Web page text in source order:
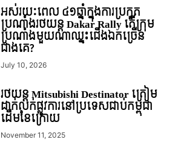
អស់រយៈពេល ៤១ឆ្នាំក្នុងការប្រកួត
ប្រណាំងរថយន្ដ Dakar Rally តើក្រុម
ប្រណាំងមួយណាឈ្នះជើងឯកច្រើន
ជាងគេ?
July 10, 2026
រថយន្ត Mitsubishi Destinator ត្រៀម
ដាក់លក់ផ្លូវការនៅប្រទេសជាប់កម្ពុជា
ដើមខែក្រោយ
November 11, 2025